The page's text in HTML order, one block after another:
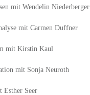
mit Wendelin Niederberger
mit Carmen Duffner
mit Kirstin Kaul
mit Sonja Neuroth
Esther Seer